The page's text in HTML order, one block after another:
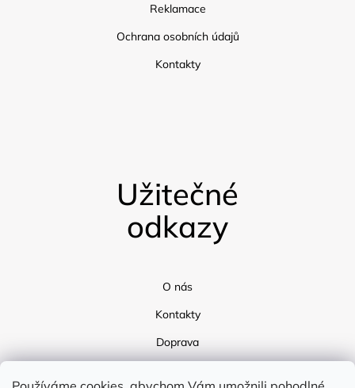
Reklamace
Ochrana osobních údajů
Kontakty
Užitečné
odkazy
O nás
Kontakty
Doprava